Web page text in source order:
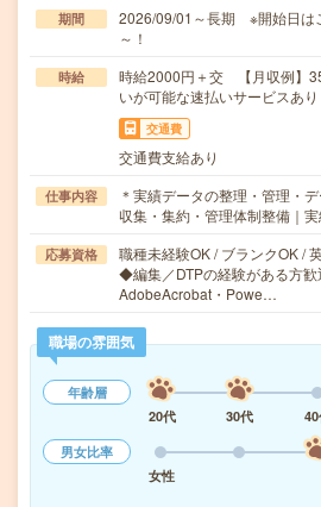
期間
2026/09/01～長期 ※開始日は
～！
時給
時給2000円＋交 【月収例】
いが可能な速払いサービスあり
交通費
交通費支給あり
仕事内容
＊実績データの整理・管理・
収集・集約・管理体制整備｜
応募資格
職種未経験OK / ブランクOK /
◆編集／DTPの経験がある方
AdobeAcrobat・Powe…
職場の雰囲気
年齢層
20代
30代
男女比率
女性